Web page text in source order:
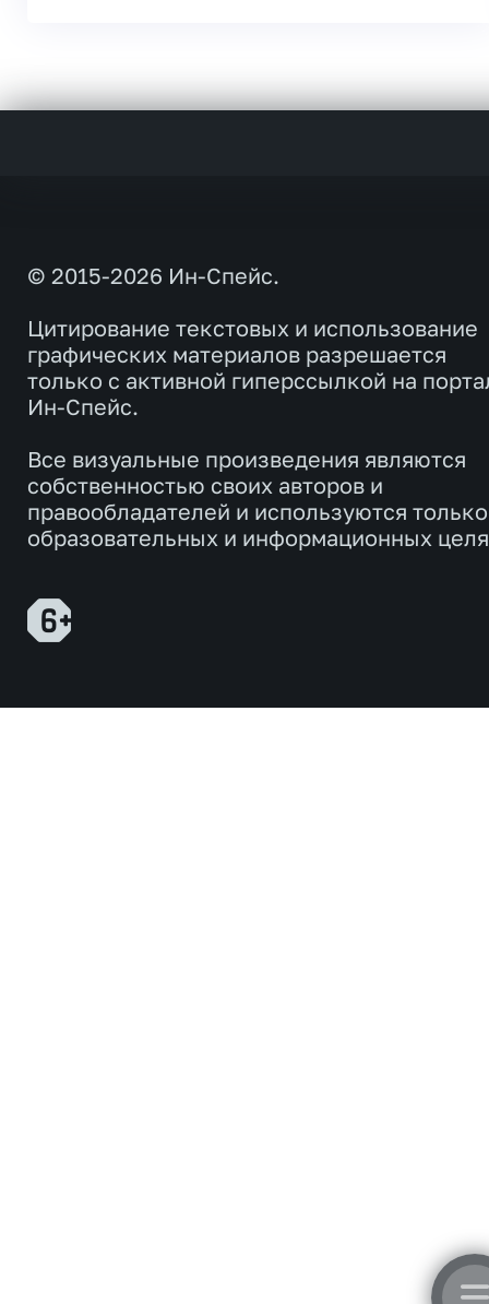
© 2015-2026 Ин-Спейс.
Цитирование текстовых и использование
графических материалов разрешается
только с активной гиперссылкой на
Ин-Спейс.
Все визуальные произведения являются
собственностью своих авторов и
правообладателей и используются
образовательных и информационных